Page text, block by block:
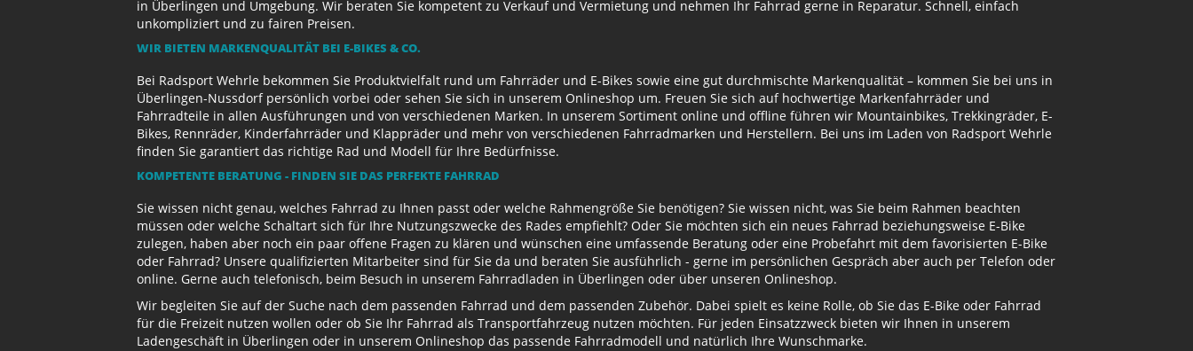
in Überlingen und Umgebung. Wir beraten Sie kompetent zu Verkauf und Vermietung und nehmen Ihr Fahrrad gerne in Reparatur. Schnell, einfach
unkompliziert und zu fairen Preisen.
WIR BIETEN MARKENQUALITÄT BEI E-BIKES & CO.
Bei Radsport Wehrle bekommen Sie Produktvielfalt rund um Fahrräder und E-Bikes sowie eine gut durchmischte Markenqualität – kommen Sie bei uns in
Überlingen-Nussdorf persönlich vorbei oder sehen Sie sich in unserem Onlineshop um. Freuen Sie sich auf hochwertige Markenfahrräder und
Fahrradteile in allen Ausführungen und von verschiedenen Marken. In unserem Sortiment online und offline führen wir Mountainbikes, Trekkingräder, E-
Bikes, Rennräder, Kinderfahrräder und Klappräder und mehr von verschiedenen Fahrradmarken und Herstellern. Bei uns im Laden von Radsport Wehrle
finden Sie garantiert das richtige Rad und Modell für Ihre Bedürfnisse.
KOMPETENTE BERATUNG - FINDEN SIE DAS PERFEKTE FAHRRAD
Sie wissen nicht genau, welches Fahrrad zu Ihnen passt oder welche Rahmengröße Sie benötigen? Sie wissen nicht, was Sie beim Rahmen beachten
müssen oder welche Schaltart sich für Ihre Nutzungszwecke des Rades empfiehlt? Oder Sie möchten sich ein neues Fahrrad beziehungsweise E-Bike
zulegen, haben aber noch ein paar offene Fragen zu klären und wünschen eine umfassende Beratung oder eine Probefahrt mit dem favorisierten E-Bike
oder Fahrrad? Unsere qualifizierten Mitarbeiter sind für Sie da und beraten Sie ausführlich - gerne im persönlichen Gespräch aber auch per Telefon oder
online. Gerne auch telefonisch, beim Besuch in unserem Fahrradladen in Überlingen oder über unseren Onlineshop.
Wir begleiten Sie auf der Suche nach dem passenden Fahrrad und dem passenden Zubehör. Dabei spielt es keine Rolle, ob Sie das E-Bike oder Fahrrad
für die Freizeit nutzen wollen oder ob Sie Ihr Fahrrad als Transportfahrzeug nutzen möchten. Für jeden Einsatzzweck bieten wir Ihnen in unserem
Ladengeschäft in Überlingen oder in unserem Onlineshop das passende Fahrradmodell und natürlich Ihre Wunschmarke.